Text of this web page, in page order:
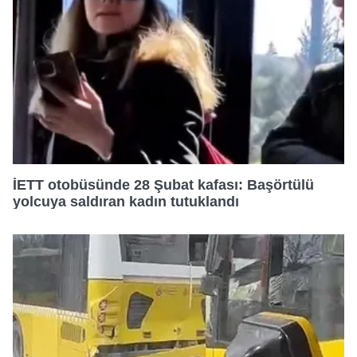
20:00 17:50
20:30 18:00
21:00 18:15
21:30 18:30
22:30
22:50
İETT otobüsünde 28 Şubat kafası: Başörtülü
yolcuya saldıran kadın tutuklandı